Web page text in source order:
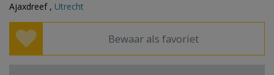
Ajaxdreef , Utrecht
Bewaar als favoriet